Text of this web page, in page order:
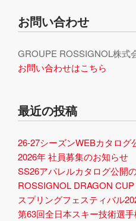
お問い合わせ
GROUPE ROSSIGNOL株式
お問い合わせはこちら
最近の投稿
26-27シーズンWEBカタログ
2026年 社員募集のお知らせ
SS26アパレルカタログ公開
ROSSIGNOL DRAGON
スプリングフェスティバル
第63回全日本スキー技術選